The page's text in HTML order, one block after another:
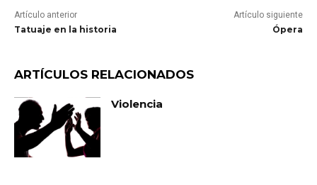
Artículo anterior
Tatuaje en la historia
Artículo siguiente
Ópera
ARTÍCULOS RELACIONADOS
Violencia